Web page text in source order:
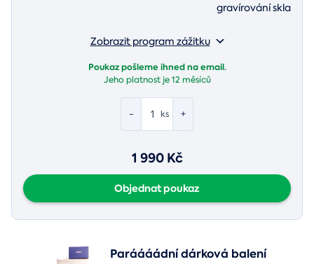
gravírování skla
Zobrazit program zážitku
Poukaz pošleme ihned na email.
Jeho platnost je12 měsíců
- +
ks
1 990 Kč
Objednat poukaz
Paráááádní dárková balení